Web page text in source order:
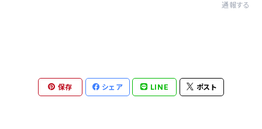
通報する
保存 シェア LINE ポスト